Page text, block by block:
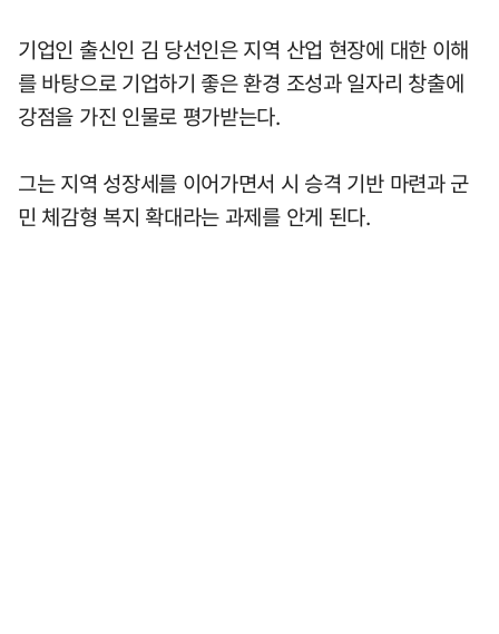
기업인 출신인 김 당선인은 지역 산업 현장에 대한 이해
를 바탕으로 기업하기 좋은 환경 조성과 일자리 창출에
강점을 가진 인물로 평가받는다.
그는 지역 성장세를 이어가면서 시 승격 기반 마련과 군
민 체감형 복지 확대라는 과제를 안게 된다.